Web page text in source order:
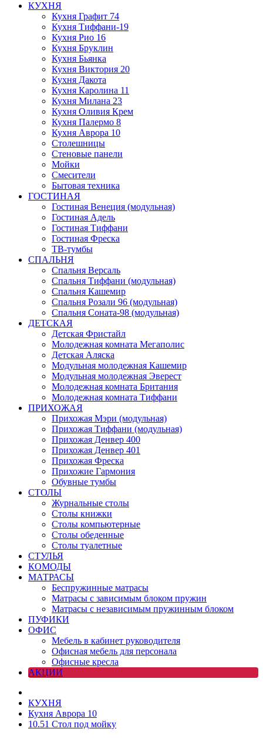
КУХНЯ
Кухня Графит 74
Кухня Тиффани-19
Кухня Рио 16
Кухня Бруклин
Кухня Бьянка
Кухня Виктория 20
Кухня Дакота
Кухня Каролина 11
Кухня Милана 23
Кухня Оливия Крем
Кухня Палермо 8
Кухня Аврора 10
Столешницы
Стеновые панели
Мойки
Смесители
Бытовая техника
ГОСТИНАЯ
Гостиная Венеция (модульная)
Гостиная Адель
Гостиная Тиффани
Гостиная Фреска
ТВ-тумбы
СПАЛЬНЯ
Спальня Версаль
Спальня Тиффани (модульная)
Спальня Кашемир
Спальня Розали 96 (модульная)
Спальня Соната-98 (модульная)
ДЕТСКАЯ
Детская Фристайл
Молодежная комната Мегаполис
Детская Аляска
Модульная молодежная Кашемир
Модульная молодежная Эверест
Молодежная комната Британия
Молодежная комната Тиффани
ПРИХОЖАЯ
Прихожая Мэри (модульная)
Прихожая Тиффани (модульная)
Прихожая Денвер 400
Прихожая Денвер 401
Прихожая Фреска
Прихожие Гармония
Обувные тумбы
СТОЛЫ
Журнальные столы
Столы книжки
Столы компьютерные
Столы обеденные
Столы туалетные
СТУЛЬЯ
КОМОДЫ
МАТРАСЫ
Беспружинные матрасы
Матрасы с зависимым блоком пружин
Матрасы с независимым пружинным блоком
ПУФИКИ
ОФИС
Мебель в кабинет руководителя
Офисная мебель для персонала
Офисные кресла
АКЦИИ
КУХНЯ
Кухня Аврора 10
10.51 Стол под мойку